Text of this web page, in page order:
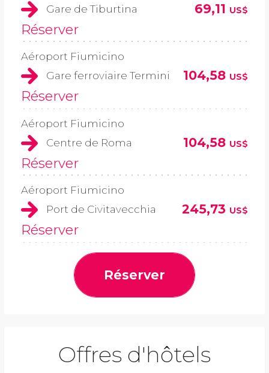
Gare de Tiburtina
69,11 US$
Réserver
Aéroport Fiumicino
Gare ferroviaire Termini
104,58 US$
Réserver
Aéroport Fiumicino
Centre de Roma
104,58 US$
Réserver
Aéroport Fiumicino
Port de Civitavecchia
245,73 US$
Réserver
Réserver
Offres d'hôtels